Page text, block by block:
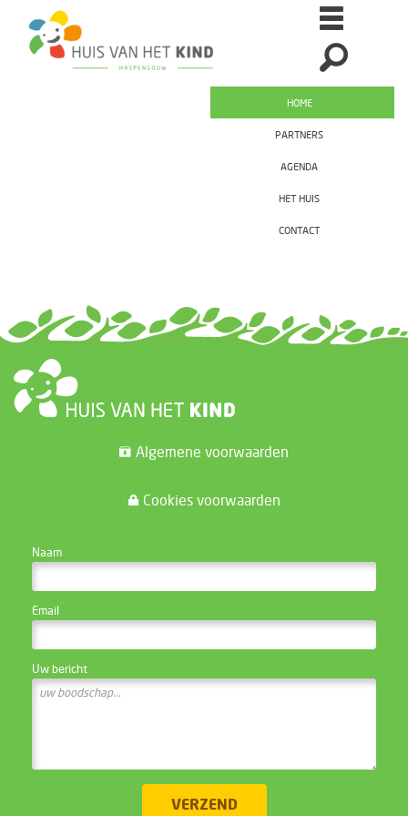
HOME
PARTNERS
AGENDA
HET HUIS
CONTACT
Algemene voorwaarden
Cookies voorwaarden
Naam
Email
Uw bericht
VERZEND